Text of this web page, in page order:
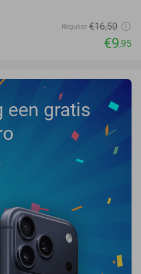
Regulier €16,50
€9,95
een gratis